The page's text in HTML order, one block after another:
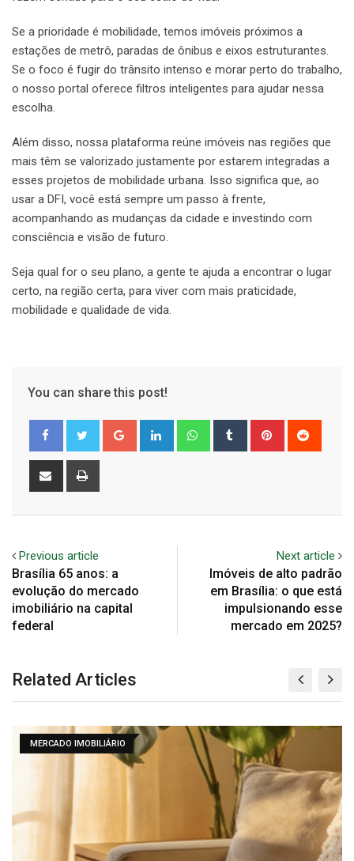
Se a prioridade é mobilidade, temos imóveis próximos a
estações de metrô, paradas de ônibus e eixos estruturantes.
Se o foco é fugir do trânsito intenso e morar perto do trabalho,
o nosso portal oferece filtros inteligentes para ajudar nessa
escolha.
Além disso, nossa plataforma reúne imóveis nas regiões que
mais têm se valorizado justamente por estarem integradas a
esses projetos de mobilidade urbana. Isso significa que, ao
usar a DFI, você está sempre um passo à frente,
acompanhando as mudanças da cidade e investindo com
consciência e visão de futuro.
Seja qual for o seu plano, a gente te ajuda a encontrar o lugar
certo, na região certa, para viver com mais praticidade,
mobilidade e qualidade de vida.
You can share this post!
Google+ LinkedIn WhatsappTumblr Pinterest
Share
Previous article
Brasília 65 anos: a
evolução do mercado
imobiliário na capital
federal
Next article
Imóveis de alto padrão
em Brasília: o que está
impulsionando esse
mercado em 2025?
Related Articles
MERCADO IMOBILIÁRIO